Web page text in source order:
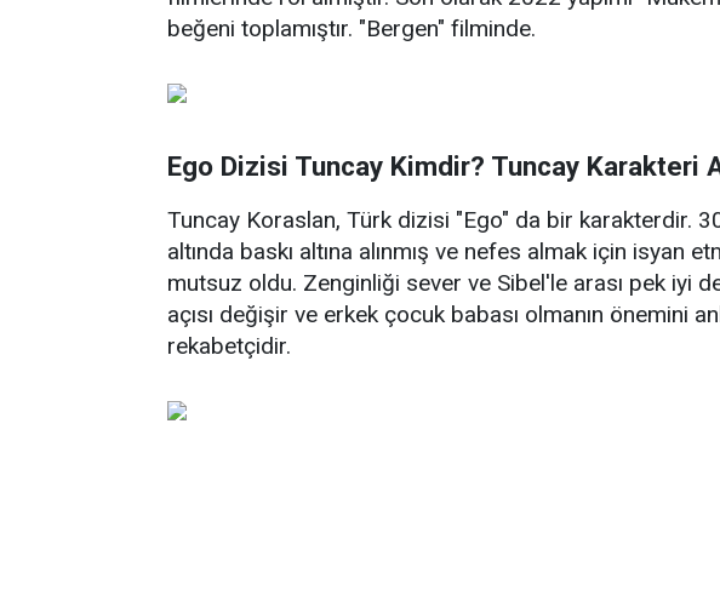
beğeni toplamıştır. "Bergen" filminde.
Ego Dizisi Tuncay Kimdir? Tuncay Karakteri
Tuncay Koraslan, Türk dizisi "Ego" da bir karakterdir.
altında baskı altına alınmış ve nefes almak için isyan
mutsuz oldu. Zenginliği sever ve Sibel'le arası pek iyi
açısı değişir ve erkek çocuk babası olmanın önemini
rekabetçidir.